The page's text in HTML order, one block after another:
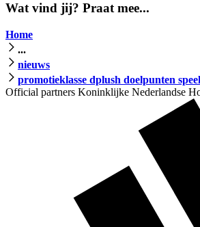
Wat vind jij? Praat mee...
Home
...
nieuws
promotieklasse dplush doelpunten
Official partners Koninklijke Nederlandse